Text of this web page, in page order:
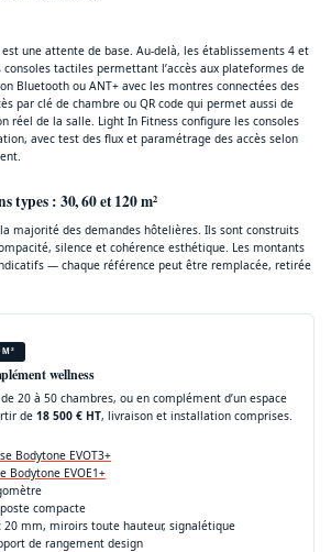
une attente de base. Au-delà, les établissements 4 et
consoles tactiles permettant l’accès aux plateformes de
Bluetooth ou ANT+ avec les montres connectées des
par clé de chambre ou QR code qui permet aussi de
réel de la salle. Light In Fitness configure les consoles
avec test des flux et paramétrage des accès selon
types : 30, 60 et 120 m²
majorité des demandes hôtelières. Ils sont construits
silence et cohérence esthétique. Les montants
— chaque référence peut être remplacée, retirée
wellness
20 à 50 chambres, ou en complément d’un espace
de 18 500 € HT, livraison et installation comprises.
Bodytone EVOT3+
Bodytone EVOE1+
compacte
20 mm, miroirs toute hauteur, signalétique
de rangement design